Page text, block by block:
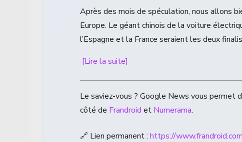
Après des mois de spéculation, nous allons
Europe. Le géant chinois de la voiture
l’Espagne et la France seraient les deux
[Lire la suite]
Le saviez-vous ? Google News vous permet
côté de Frandroid et Numerama.
🔗 Lien permanent : https://